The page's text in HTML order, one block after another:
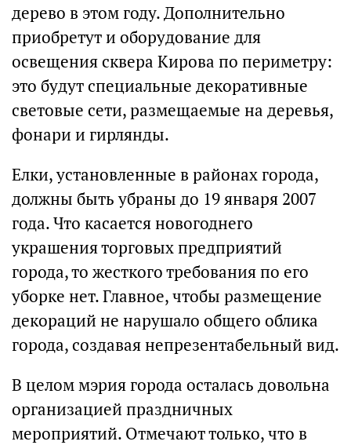
дерево в этом году. Дополнительно
приобретут и оборудование для
освещения сквера Кирова по периметру:
это будут специальные декоративные
световые сети, размещаемые на деревья,
фонари и гирлянды.
Елки, установленные в районах города,
должны быть убраны до 19 января 2007
года. Что касается новогоднего
украшения торговых предприятий
города, то жесткого требования по его
уборке нет. Главное, чтобы размещение
декораций не нарушало общего облика
города, создавая непрезентабельный вид.
В целом мэрия города осталась довольна
организацией праздничных
мероприятий. Отмечают только, что в